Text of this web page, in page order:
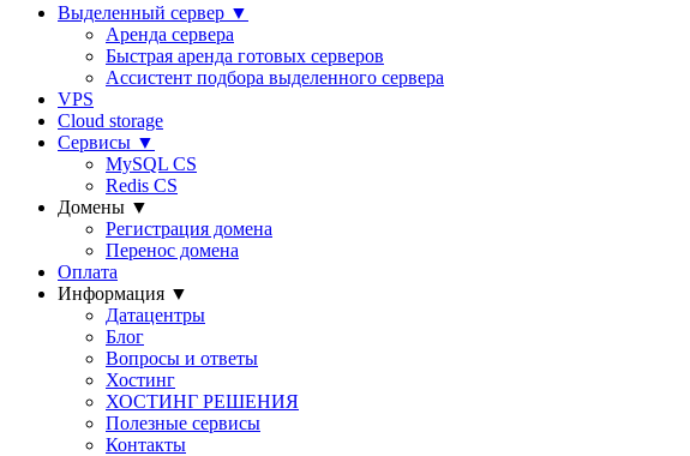
Выделенный сервер ▼
Аренда сервера
Быстрая аренда готовых серверов
Ассистент подбора выделенного сервера
VPS
Cloud storage
Сервисы ▼
MySQL CS
Redis CS
Домены ▼
Регистрация домена
Перенос домена
Оплата
Информация ▼
Датацентры
Блог
Вопросы и ответы
Хостинг
ХОСТИНГ РЕШЕНИЯ
Полезные сервисы
Контакты